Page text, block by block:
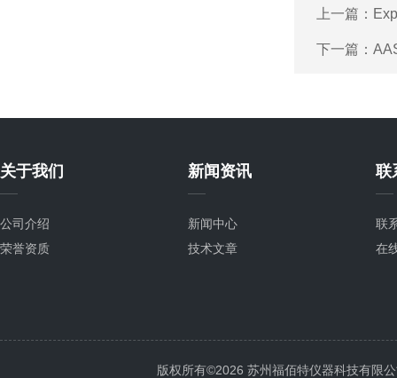
上一篇：
下一篇：
关于我们
公司介绍
荣誉资质
新闻资讯
新闻中心
技术文章
联
联
在
版权所有©2026 苏州福佰特仪器科技有限